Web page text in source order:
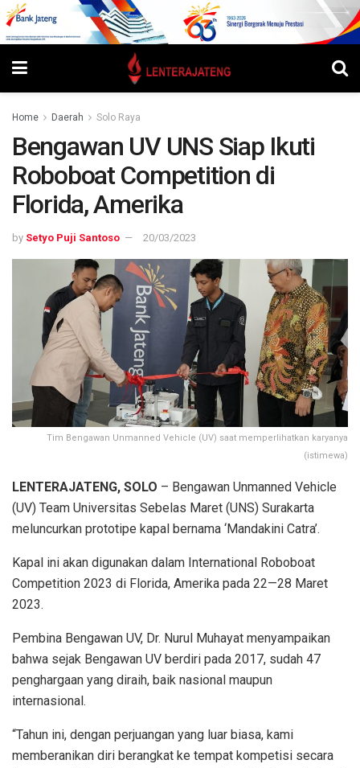
Home Daerah Solo Raya
Bengawan UV UNS Siap Ikuti
Roboboat Competition di
Florida, Amerika
by Setyo Puji Santoso 20/03/2023
Tim Bengawan Unmanned Vehicle (UV) saat memperlihatkan karyanya
(istimewa)
LENTERAJATENG, SOLO – Bengawan Unmanned Vehicle
(UV) Team Universitas Sebelas Maret (UNS) Surakarta
meluncurkan prototipe kapal bernama ‘Mandakini Catra’.
Kapal ini akan digunakan dalam International Roboboat
Competition 2023 di Florida, Amerika pada 22—28 Maret
2023.
Pembina Bengawan UV, Dr. Nurul Muhayat menyampaikan
bahwa sejak Bengawan UV berdiri pada 2017, sudah 47
penghargaan yang diraih, baik nasional maupun
internasional.
“Tahun ini, dengan perjuangan yang luar biasa, kami
memberanikan diri berangkat ke tempat kompetisi secara